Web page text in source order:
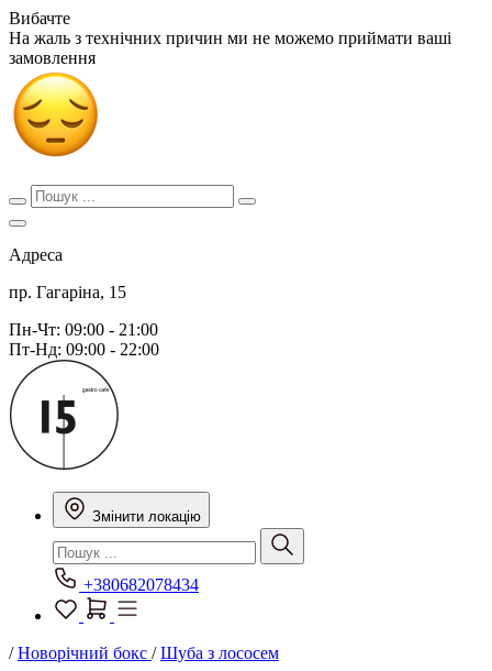
Вибачте
На жаль з технічних причин ми не можемо приймати ваші
замовлення
Адреса
пр. Гагаріна, 15
Пн-Чт: 09:00 - 21:00
Пт-Нд: 09:00 - 22:00
Змінити локацію
+380682078434
/Новорічний бокс /Шуба з лососем